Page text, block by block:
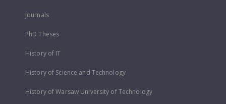
Journals
PhD Theses
History of IT
History of Science and Technology
History of Warsaw University of Technology